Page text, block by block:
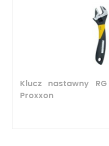
Klucz nastawny
Proxxon